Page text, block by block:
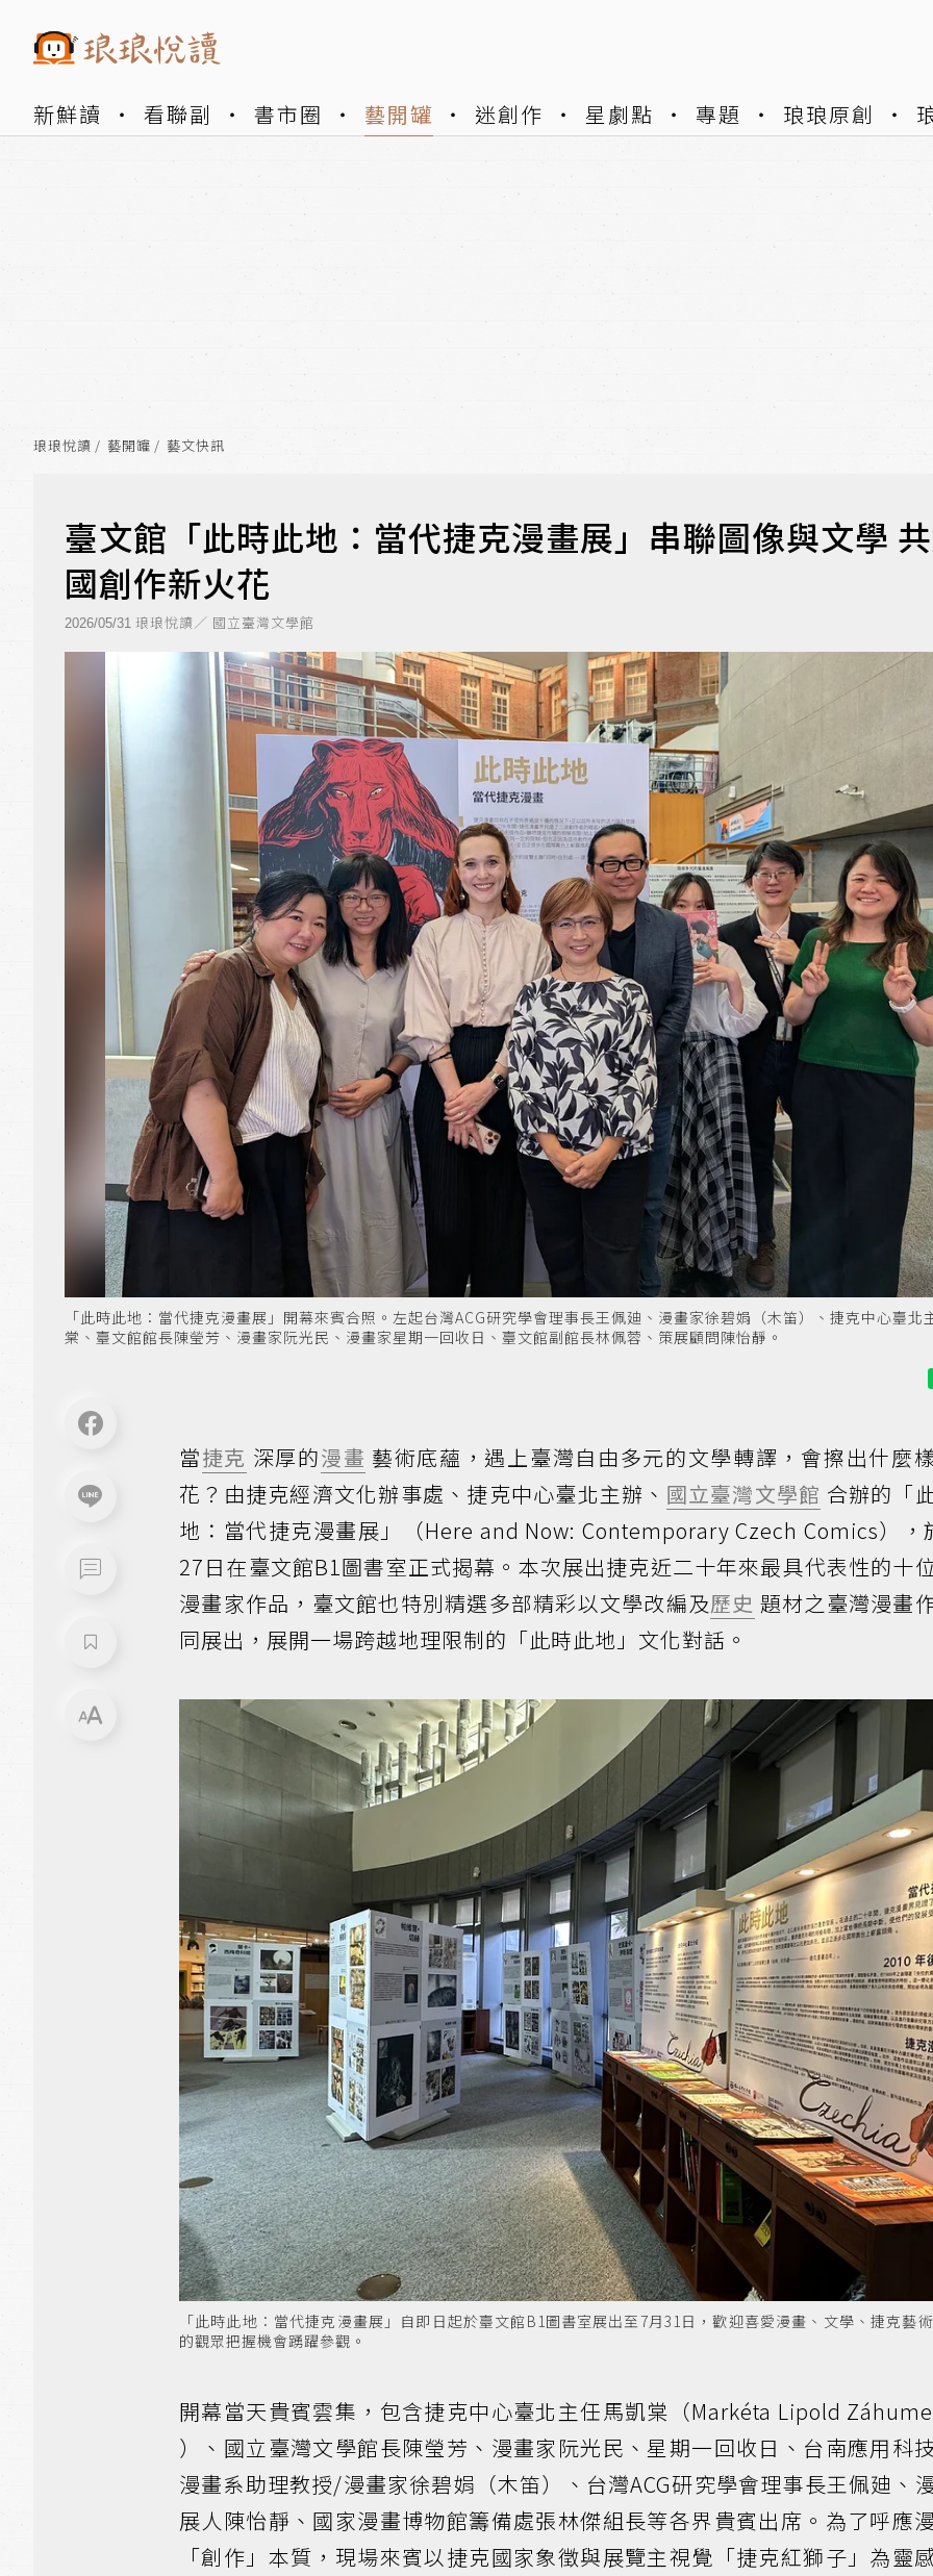
新鮮讀 看聯副 書市圈 藝開罐 迷創作 星劇點 專題 琅琅原創
琅琅悅讀 藝開罐 藝文快訊
臺文館「此時此地：當代捷克漫畫展」串聯圖像與文學
國創作新火花
2026/05/31 琅琅悅讀／ 國立臺灣文學館
「此時此地：當代捷克漫畫展」開幕來賓合照。左起台灣ACG研究學會理事長王佩廸、漫畫家徐碧娟（木笛）、捷克中心臺北
棠、臺文館館長陳瑩芳、漫畫家阮光民、漫畫家星期一回收日、臺文館副館長林佩蓉、策展顧問陳怡靜。
當捷克 深厚的漫畫 藝術底蘊，遇上臺灣自由多元的文學轉譯，會擦出什麼
花？由捷克經濟文化辦事處、捷克中心臺北主辦、 國立臺灣文學館 合辦的「
地：當代捷克漫畫展」（Here and Now: Contemporary Czech Comics），
27日在臺文館B1圖書室正式揭幕。本次展出捷克近二十年來最具代表性的十
漫畫家作品，臺文館也特別精選多部精彩以文學改編及歷史 題材之臺灣漫畫
同展出，展開一場跨越地理限制的「此時此地」文化對話。
「此時此地：當代捷克漫畫展」自即日起於臺文館B1圖書室展出至7月31日，歡迎喜愛漫畫、文學、捷克藝
的觀眾把握機會踴躍參觀。
開幕當天貴賓雲集，包含捷克中心臺北主任馬凱棠（Markéta Lipold
）、國立臺灣文學館長陳瑩芳、漫畫家阮光民、星期一回收日、台南應用科
漫畫系助理教授/漫畫家徐碧娟（木笛）、台灣ACG研究學會理事長王佩廸、
展人陳怡靜、國家漫畫博物館籌備處張林傑組長等各界貴賓出席。為了呼應
「創作」本質，現場來賓以捷克國家象徵與展覽主視覺「捷克紅獅子」為靈